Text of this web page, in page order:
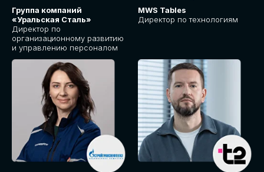
Группа компаний
«Уральская Сталь»
Директор по
организационному развитию
и управлению персоналом
MWS Tables
Директор по технологиям
Приглашаем стать спикером GLOBAL
TECH FORUM и поделиться своим
опытом и экспертизой. Будем рады
сотрудничеству!
СТАТЬ
СПИКЕРОМ
IT Solutions for Business